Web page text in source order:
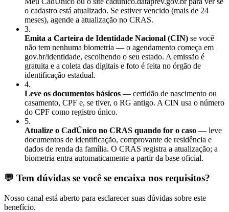
o cadastro está atualizado. Se estiver vencido (mais de 24
meses), agende a atualização no CRAS.
3.
Emita a Carteira de Identidade Nacional (CIN) se você
não tem nenhuma biometria — o agendamento começa em
gov.br/identidade, escolhendo o seu estado. A emissão é
gratuita e a coleta das digitais e foto é feita no órgão de
identificação estadual.
4.
Leve os documentos básicos — certidão de nascimento ou
casamento, CPF e, se tiver, o RG antigo. A CIN usa o número
do CPF como registro único.
5.
Atualize o CadÚnico no CRAS quando for o caso — leve
documentos de identificação, comprovante de residência e
dados de renda da família. O CRAS registra a atualização; a
biometria entra automaticamente a partir da base oficial.
💬 Tem dúvidas se você se encaixa nos requisitos?
Nosso canal está aberto para esclarecer suas dúvidas sobre este
benefício.